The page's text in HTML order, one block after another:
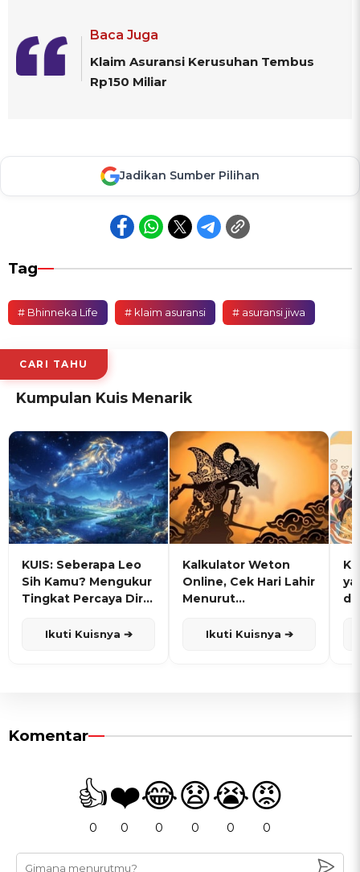
Baca Juga
Klaim Asuransi Kerusuhan Tembus
Rp150 Miliar
Jadikan Sumber Pilihan
Tag
# Bhinneka Life # klaim asuransi # asuransi jiwa
CARI TAHU
Kumpulan Kuis Menarik
KUIS: Seberapa Leo
Sih Kamu? Mengukur
Tingkat Percaya Diri
Ikuti Kuisnya ➔
Kalkulator Weton
Online, Cek Hari Lahir
Menurut
Ikuti Kuisnya ➔
Komentar
👍
0
❤️
0
😂
0
😧
0
😭
0
😡
0